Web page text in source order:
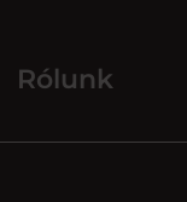
Rólunk